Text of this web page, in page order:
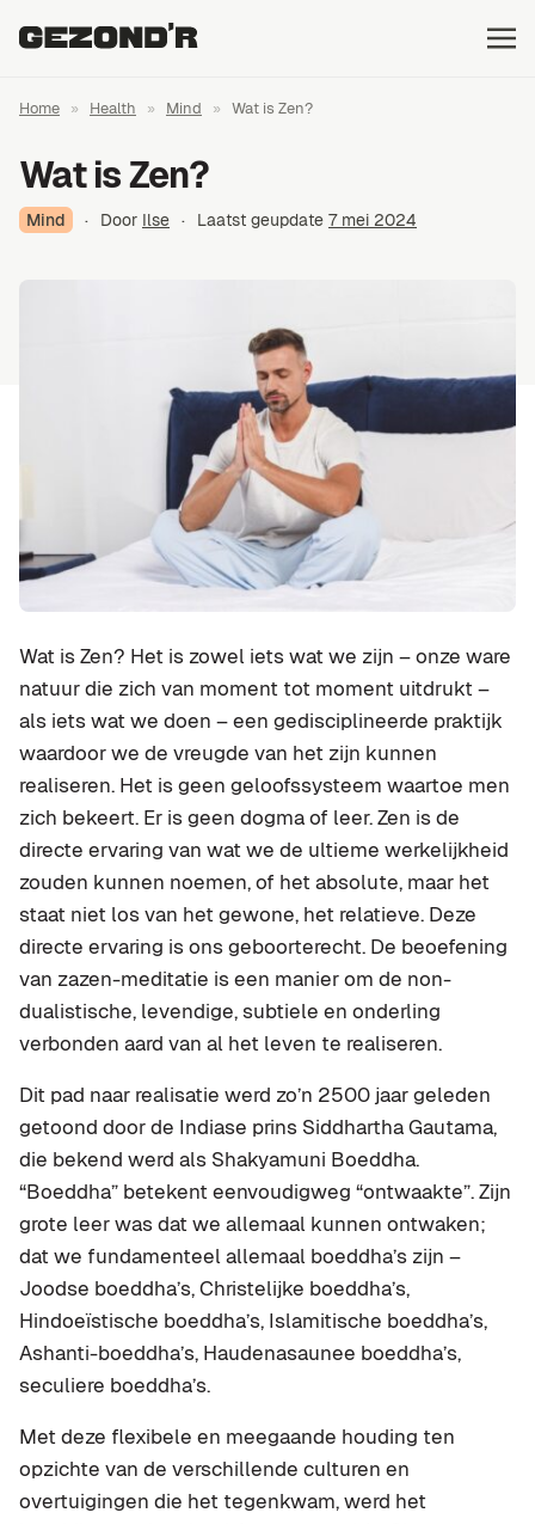
Home » Health » Mind » Wat is Zen?
Wat is Zen?
Mind · Door Ilse · Laatst geupdate 7 mei 2024
Wat is Zen? Het is zowel iets wat we zijn – onze ware
natuur die zich van moment tot moment uitdrukt –
als iets wat we doen – een gedisciplineerde praktijk
waardoor we de vreugde van het zijn kunnen
realiseren. Het is geen geloofssysteem waartoe men
zich bekeert. Er is geen dogma of leer. Zen is de
directe ervaring van wat we de ultieme werkelijkheid
zouden kunnen noemen, of het absolute, maar het
staat niet los van het gewone, het relatieve. Deze
directe ervaring is ons geboorterecht. De beoefening
van zazen-meditatie is een manier om de non-
dualistische, levendige, subtiele en onderling
verbonden aard van al het leven te realiseren.
Dit pad naar realisatie werd zo’n 2500 jaar geleden
getoond door de Indiase prins Siddhartha Gautama,
die bekend werd als Shakyamuni Boeddha.
“Boeddha” betekent eenvoudigweg “ontwaakte”. Zijn
grote leer was dat we allemaal kunnen ontwaken;
dat we fundamenteel allemaal boeddha’s zijn –
Joodse boeddha’s, Christelijke boeddha’s,
Hindoeïstische boeddha’s, Islamitische boeddha’s,
Ashanti-boeddha’s, Haudenasaunee boeddha’s,
seculiere boeddha’s.
Met deze flexibele en meegaande houding ten
opzichte van de verschillende culturen en
overtuigingen die het tegenkwam, werd het